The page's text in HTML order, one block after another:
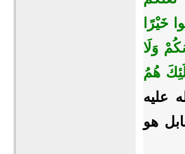
خَيْرًا
وَلَا
هُمُ
عليه
هو